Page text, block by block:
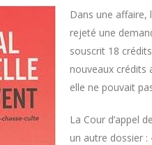
Dans une affaire,
rejeté une
souscrit 18
nouveaux crédits
elle ne pouvait
La Cour d’appel
un autre dossier :